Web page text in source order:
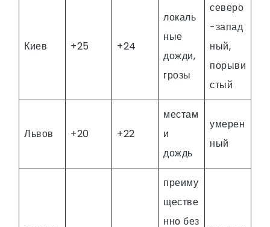
Киев +25 +24
локаль
ные
дожди,
грозы
северо
-запад
ный,
порыви
стый
Львов +20 +22
местам
и
дождь
умерен
ный
преиму
ществе
нно без